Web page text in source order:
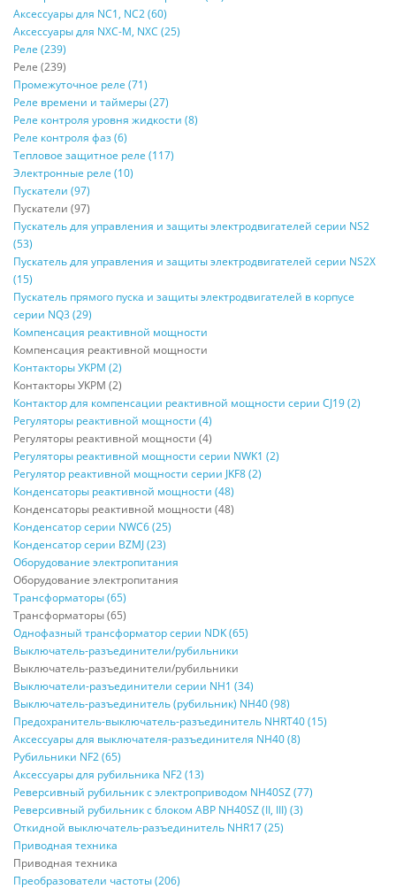
Аксессуары для NC1, NC2 (60)
Аксессуары для NXC-M, NXC (25)
Реле (239)
Реле (239)
Промежуточное реле (71)
Реле времени и таймеры (27)
Реле контроля уровня жидкости (8)
Реле контроля фаз (6)
Тепловое защитное реле (117)
Электронные реле (10)
Пускатели (97)
Пускатели (97)
Пускатель для управления и защиты электродвигателей серии NS2
(53)
Пускатель для управления и защиты электродвигателей серии NS2X
(15)
Пускатель прямого пуска и защиты электродвигателей в корпусе
серии NQ3 (29)
Компенсация реактивной мощности
Компенсация реактивной мощности
Контакторы УКРМ (2)
Контакторы УКРМ (2)
Контактор для компенсации реактивной мощности серии CJ19 (2)
Регуляторы реактивной мощности (4)
Регуляторы реактивной мощности (4)
Регуляторы реактивной мощности серии NWK1 (2)
Регулятор реактивной мощности серии JKF8 (2)
Конденсаторы реактивной мощности (48)
Конденсаторы реактивной мощности (48)
Конденсатор серии NWC6 (25)
Конденсатор серии BZMJ (23)
Оборудование электропитания
Оборудование электропитания
Трансформаторы (65)
Трансформаторы (65)
Однофазный трансформатор серии NDK (65)
Выключатель-разъединители/рубильники
Выключатель-разъединители/рубильники
Выключатели-разъединители серии NH1 (34)
Выключатель-разъединитель (рубильник) NH40 (98)
Предохранитель-выключатель-разъединитель NHRT40 (15)
Аксессуары для выключателя-разъединителя NH40 (8)
Рубильники NF2 (65)
Аксессуары для рубильника NF2 (13)
Реверсивный рубильник с электроприводом NH40SZ (77)
Реверсивный рубильник с блоком АВР NH40SZ (II, III) (3)
Откидной выключатель-разъединитель NHR17 (25)
Приводная техника
Приводная техника
Преобразователи частоты (206)